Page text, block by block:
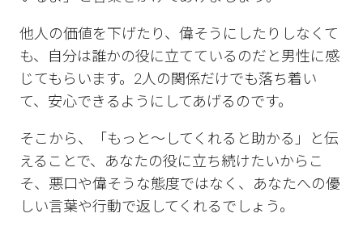
他人の価値を下げたり、偉そうにしたりしなくて
も、自分は誰かの役に立てているのだと男性に感
じてもらいます。2人の関係だけでも落ち着い
て、安心できるようにしてあげるのです。
そこから、「もっと〜してくれると助かる」と伝
えることで、あなたの役に立ち続けたいからこ
そ、悪口や偉そうな態度ではなく、あなたへの優
しい言葉や行動で返してくれるでしょう。